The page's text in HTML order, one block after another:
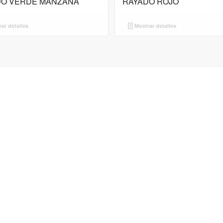
detalles Mostrar detalles